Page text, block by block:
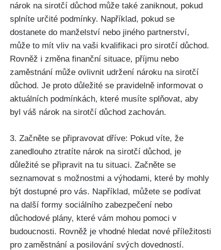
nárok na sirotčí důchod může také zaniknout, pokud
splníte určité podmínky. Například, pokud se
dostanete do manželství nebo jiného partnerství,
může to mít vliv na vaši kvalifikaci pro sirotčí důchod.
Rovněž i změna finanční situace, příjmu nebo
zaměstnání může ovlivnit udržení nároku na sirotčí
důchod. Je proto důležité se pravidelně informovat o
aktuálních podmínkách, které musíte splňovat, aby
byl váš nárok na sirotčí důchod zachován.
3. Začněte se připravovat dříve: Pokud víte, že
zanedlouho ztratíte nárok na sirotčí důchod, je
důležité se připravit na tu situaci. Začněte se
seznamovat s možnostmi a výhodami, které by mohly
být dostupné pro vás. Například, můžete se podívat
na další formy sociálního zabezpečení nebo
důchodové plány, které vám mohou pomoci v
budoucnosti. Rovněž je vhodné hledat nové příležitosti
pro zaměstnání a posilování svých dovedností.